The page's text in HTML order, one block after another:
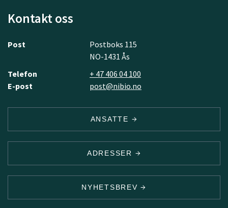
Kontakt oss
Post
Postboks 115
NO-1431 Ås
Telefon
+ 47 406 04 100
E-post
post@nibio.no
ANSATTE
ADRESSER
NYHETSBREV